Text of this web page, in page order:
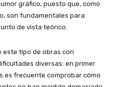
gráfico, puesto que, como
son fundamentales para
de vista teórico.
este tipo de obras con
diversas: en primer
es frecuente comprobar cómo